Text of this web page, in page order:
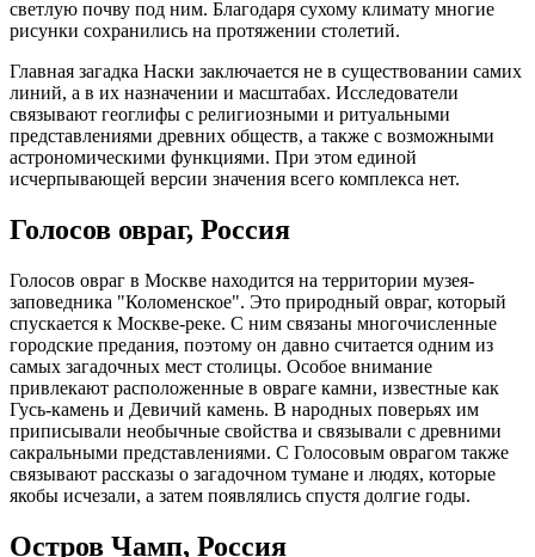
светлую почву под ним. Благодаря сухому климату многие
рисунки сохранились на протяжении столетий.
Главная загадка Наски заключается не в существовании самих
линий, а в их назначении и масштабах. Исследователи
связывают геоглифы с религиозными и ритуальными
представлениями древних обществ, а также с возможными
астрономическими функциями. При этом единой
исчерпывающей версии значения всего комплекса нет.
Голосов овраг, Россия
Голосов овраг в Москве находится на территории музея-
заповедника "Коломенское". Это природный овраг, который
спускается к Москве-реке. С ним связаны многочисленные
городские предания, поэтому он давно считается одним из
самых загадочных мест столицы. Особое внимание
привлекают расположенные в овраге камни, известные как
Гусь-камень и Девичий камень. В народных поверьях им
приписывали необычные свойства и связывали с древними
сакральными представлениями. С Голосовым оврагом также
связывают рассказы о загадочном тумане и людях, которые
якобы исчезали, а затем появлялись спустя долгие годы.
Остров Чамп, Россия